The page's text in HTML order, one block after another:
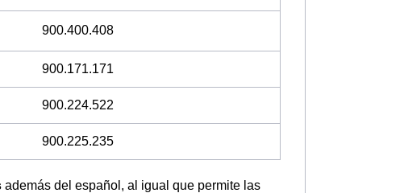
900.400.408
900.171.171
900.224.522
900.225.235
además del español, al igual que permite las